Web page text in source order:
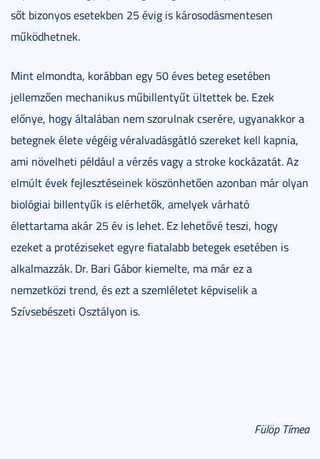
sőt bizonyos esetekben 25 évig is károsodásmentesen
működhetnek.
Mint elmondta, korábban egy 50 éves beteg esetében
jellemzően mechanikus műbillentyűt ültettek be. Ezek
előnye, hogy általában nem szorulnak cserére, ugyanakkor a
betegnek élete végéig véralvadásgátló szereket kell kapnia,
ami növelheti például a vérzés vagy a stroke kockázatát. Az
elmúlt évek fejlesztéseinek köszönhetően azonban már olyan
biológiai billentyűk is elérhetők, amelyek várható
élettartama akár 25 év is lehet. Ez lehetővé teszi, hogy
ezeket a protéziseket egyre fiatalabb betegek esetében is
alkalmazzák. Dr. Bari Gábor kiemelte, ma már ez a
nemzetközi trend, és ezt a szemléletet képviselik a
Szívsebészeti Osztályon is.
Fülöp Tímea